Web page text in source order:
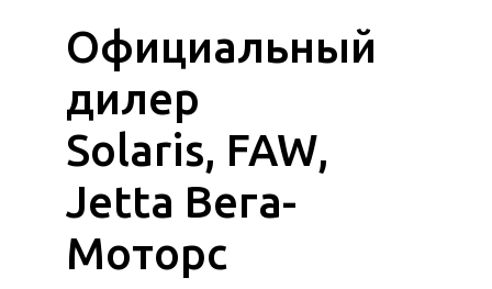
Официальный
дилер
Solaris, FAW,
Jetta Вега-
Моторс